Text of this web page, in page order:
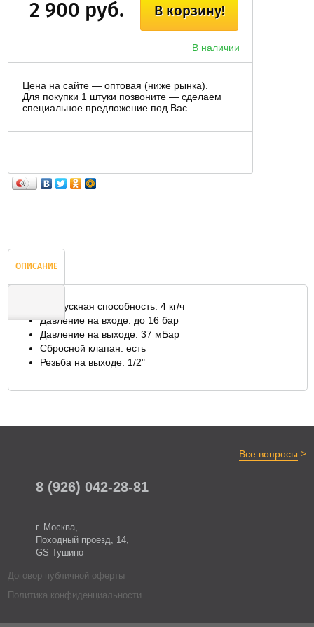
В корзину!
В наличии
2 900 руб.
Цена на сайте — оптовая (ниже рынка).
Для покупки 1 штуки позвоните — сделаем
специальное предложение под Вас.
ОПИСАНИЕ
ОТЗЫВЫ
Пропускная способность: 4 кг/ч
Давление на входе: до 16 бар
Давление на выходе: 37 мБар
Сбросной клапан: есть
Резьба на выходе: 1/2"
Все вопросы >
8 (926) 042-28-81
г. Москва,
Походный проезд, 14,
GS Тушино
Договор публичной оферты
Политика конфиденциальности